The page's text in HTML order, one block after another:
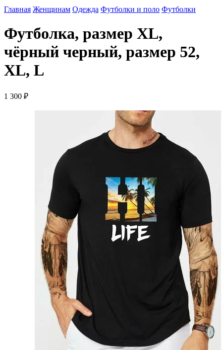
Главная Женщинам Одежда Футболки и поло Футболки
Футболка, размер XL,
чёрный черный, размер 52,
XL, L
1 300 ₽